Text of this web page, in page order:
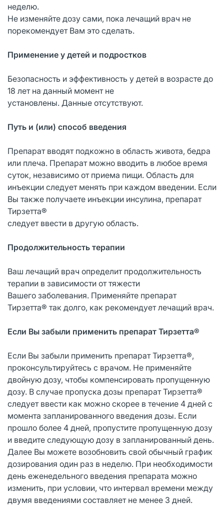
неделю.
Не изменяйте дозу сами, пока лечащий врач не
порекомендует Вам это сделать.
Применение у детей и подростков
Безопасность и эффективность у детей в возрасте до
18 лет на данный момент не
установлены. Данные отсутствуют.
Путь и (или) способ введения
Препарат вводят подкожно в область живота, бедра
или плеча. Препарат можно вводить в любое время
суток, независимо от приема пищи. Область для
инъекции следует менять при каждом введении. Если
Вы также получаете инъекции инсулина, препарат
Тирзетта®
следует ввести в другую область.
Продолжительность терапии
Ваш лечащий врач определит продолжительность
терапии в зависимости от тяжести
Вашего заболевания. Применяйте препарат
Тирзетта® так долго, как рекомендует лечащий врач.
Если Вы забыли применить препарат Тирзетта®
Если Вы забыли применить препарат Тирзетта®,
проконсультируйтесь с врачом. Не применяйте
двойную дозу, чтобы компенсировать пропущенную
дозу. В случае пропуска дозы препарат Тирзетта®
следует ввести как можно скорее в течение 4 дней с
момента запланированного введения дозы. Если
прошло более 4 дней, пропустите пропущенную дозу
и введите следующую дозу в запланированный день.
Далее Вы можете возобновить свой обычный график
дозирования один раз в неделю. При необходимости
день еженедельного введения препарата можно
изменить, при условии, что интервал времени между
двумя введениями составляет не менее 3 дней.